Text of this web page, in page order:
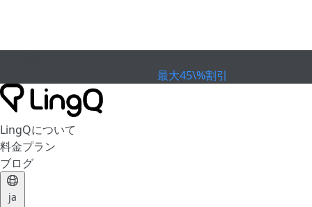
最大45\%割引
LingQについて
料金プラン
ブログ
ja